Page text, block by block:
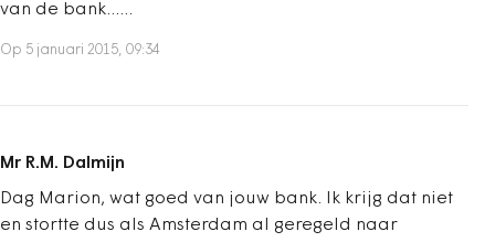
van de bank......
Op 5 januari 2015, 09:34
Mr R.M. Dalmijn
Dag Marion, wat goed van jouw bank. Ik krijg dat niet
en stortte dus als Amsterdam al geregeld naar